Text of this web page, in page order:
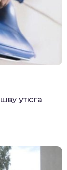
утюга